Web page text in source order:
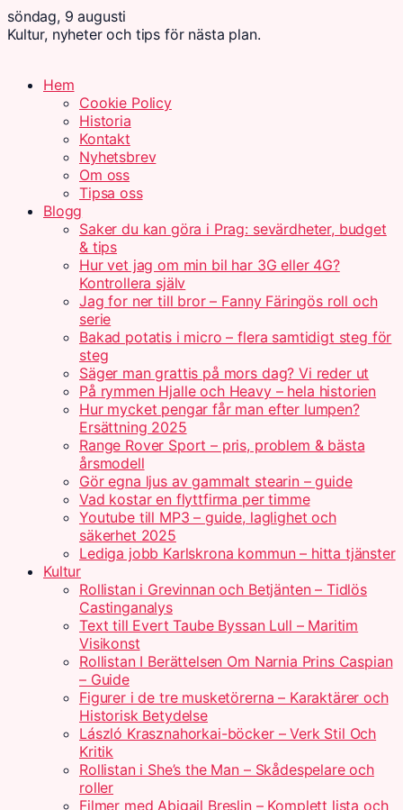
söndag, 9 augusti
Kultur, nyheter och tips för nästa plan.
Hem
Cookie Policy
Historia
Kontakt
Nyhetsbrev
Om oss
Tipsa oss
Blogg
Saker du kan göra i Prag: sevärdheter, budget
& tips
Hur vet jag om min bil har 3G eller 4G?
Kontrollera själv
Jag for ner till bror – Fanny Färingös roll och
serie
Bakad potatis i micro – flera samtidigt steg för
steg
Säger man grattis på mors dag? Vi reder ut
På rymmen Hjalle och Heavy – hela historien
Hur mycket pengar får man efter lumpen?
Ersättning 2025
Range Rover Sport – pris, problem & bästa
årsmodell
Gör egna ljus av gammalt stearin – guide
Vad kostar en flyttfirma per timme
Youtube till MP3 – guide, laglighet och
säkerhet 2025
Lediga jobb Karlskrona kommun – hitta tjänster
Kultur
Rollistan i Grevinnan och Betjänten – Tidlös
Castinganalys
Text till Evert Taube Byssan Lull – Maritim
Visikonst
Rollistan I Berättelsen Om Narnia Prins Caspian
– Guide
Figurer i de tre musketörerna – Karaktärer och
Historisk Betydelse
László Krasznahorkai-böcker – Verk Stil Och
Kritik
Rollistan i She’s the Man – Skådespelare och
roller
Filmer med Abigail Breslin – Komplett lista och